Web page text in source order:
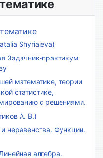
Shyriaieva)
Задачник-практикум
математике, теории
статистике,
с решениями.
А. В.)
неравенства. Функции.
алгебра.